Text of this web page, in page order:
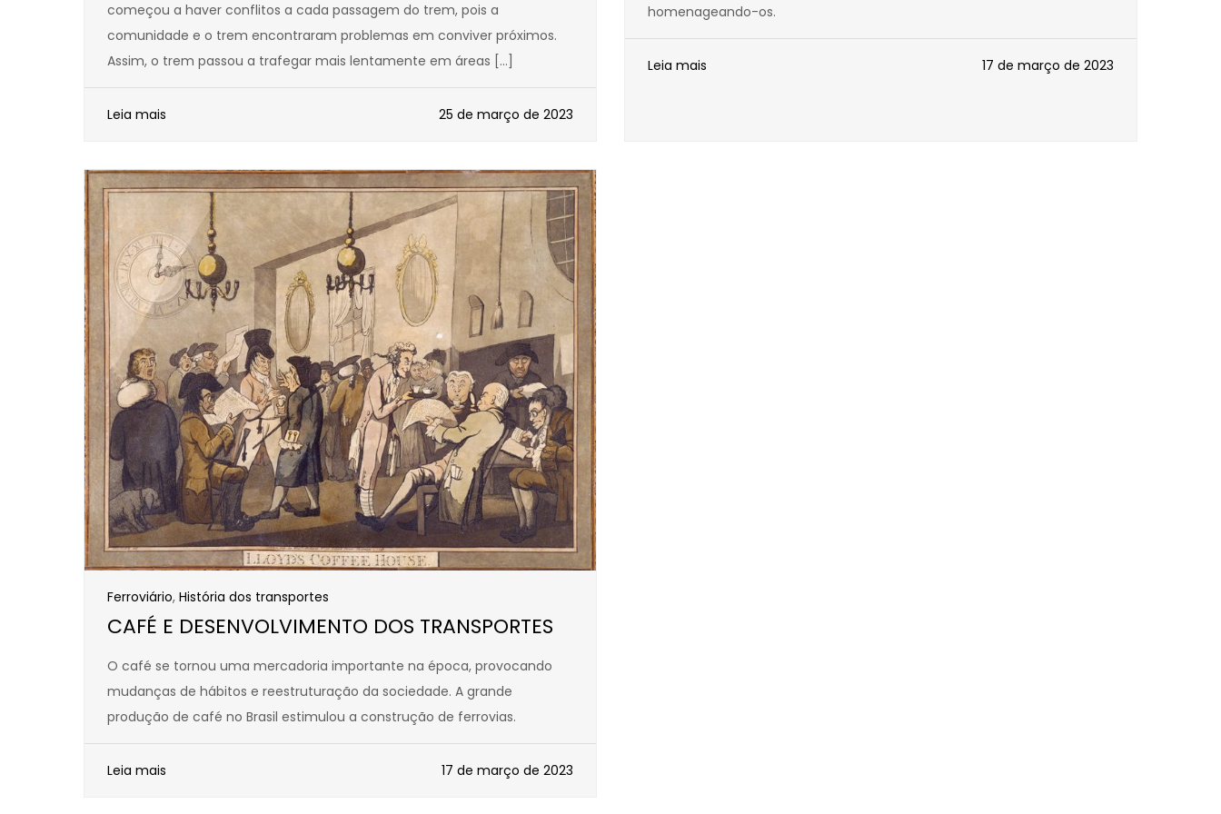
começou a haver conflitos a cada passagem do trem, pois a
comunidade e o trem encontraram problemas em conviver próximos.
Assim, o trem passou a trafegar mais lentamente em áreas […]
Leia mais 25 de março de 2023
homenageando-os.
Leia mais 17 de março de 2023
Ferroviário, História dos transportes
CAFÉ E DESENVOLVIMENTO DOS TRANSPORTES
O café se tornou uma mercadoria importante na época, provocando
mudanças de hábitos e reestruturação da sociedade. A grande
produção de café no Brasil estimulou a construção de ferrovias.
Leia mais 17 de março de 2023